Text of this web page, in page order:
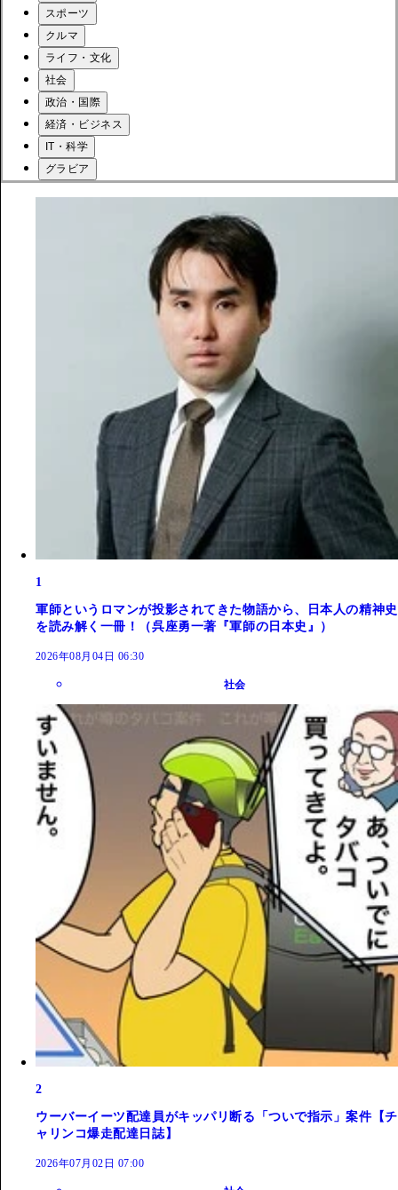
スポーツ
クルマ
ライフ・文化
社会
政治・国際
経済・ビジネス
IT・科学
グラビア
1
軍師というロマンが投影されてきた物語から、日本人の精神史
を読み解く一冊！（呉座勇一著『軍師の日本史』）
2026年08月04日 06:30
社会
2
ウーバーイーツ配達員がキッパリ断る「ついで指示」案件【チ
ャリンコ爆走配達日誌】
2026年07月02日 07:00